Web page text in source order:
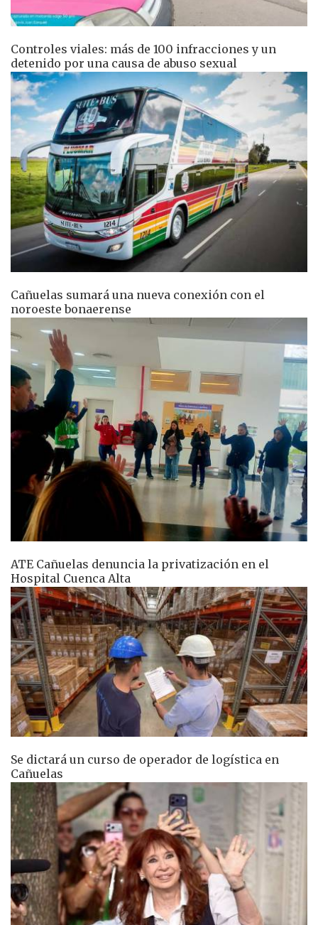
Controles viales: más de 100 infracciones y un
detenido por una causa de abuso sexual
Cañuelas sumará una nueva conexión con el
noroeste bonaerense
ATE Cañuelas denuncia la privatización en el
Hospital Cuenca Alta
Se dictará un curso de operador de logística en
Cañuelas